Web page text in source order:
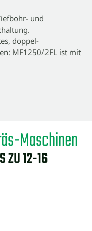
und
doppel-
MF1250/2FL ist mit
Maschinen
ZU 12-16